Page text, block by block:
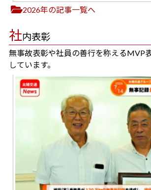
2026年の記事一覧へ
社内表彰
無事故表彰や社員の善行を称えるMVP
しています。